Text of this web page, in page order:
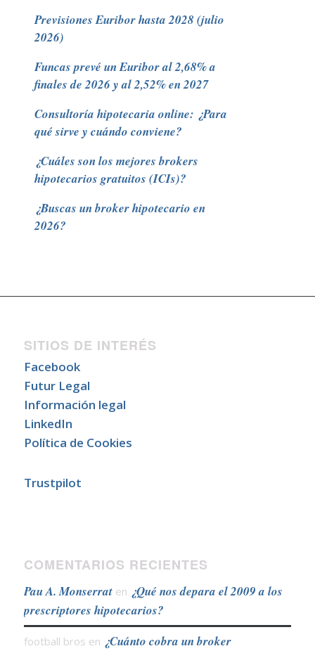
Previsiones Euribor hasta 2028 (julio
2026)
Funcas prevé un Euribor al 2,68% a
finales de 2026 y al 2,52% en 2027
Consultoría hipotecaria online: ¿Para
qué sirve y cuándo conviene?
¿Cuáles son los mejores brokers
hipotecarios gratuitos (ICIs)?
¿Buscas un broker hipotecario en
2026?
SITIOS DE INTERÉS
Facebook
Futur Legal
Información legal
LinkedIn
Política de Cookies
Trustpilot
COMENTARIOS RECIENTES
Pau A. Monserraten ¿Qué nos depara el 2009 a los
prescriptores hipotecarios?
football bros en ¿Cuánto cobra un broker